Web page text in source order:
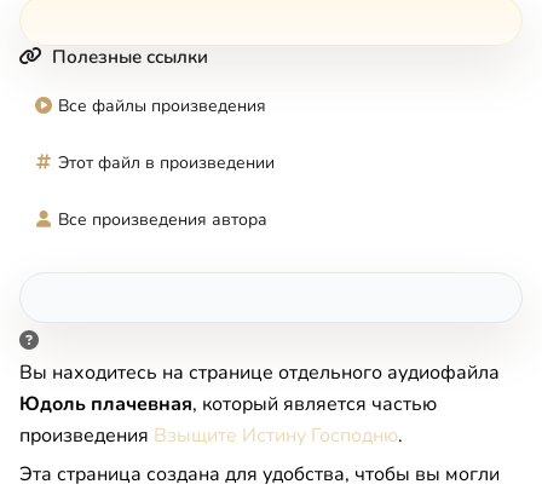
Полезные ссылки
Все файлы произведения
Этот файл в произведении
Все произведения автора
Вы находитесь на странице отдельного аудиофайла
Юдоль плачевная, который является частью
произведения Взыщите Истину Господню.
Эта страница создана для удобства, чтобы вы могли